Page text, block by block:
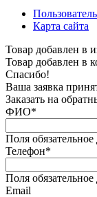
Карта сайта
Товар добавлен в
Товар добавлен в
Спасибо!
Ваша заявка
Заказать на
ФИО*
Поля
Телефон*
Поля
Email